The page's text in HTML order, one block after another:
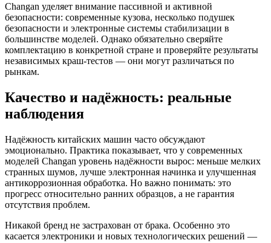
Changan уделяет внимание пассивной и активной
безопасности: современные кузова, несколько подушек
безопасности и электронные системы стабилизации в
большинстве моделей. Однако обязательно сверяйте
комплектацию в конкретной стране и проверяйте результаты
независимых краш-тестов — они могут различаться по
рынкам.
Качество и надёжность: реальные
наблюдения
Надёжность китайских машин часто обсуждают
эмоционально. Практика показывает, что у современных
моделей Changan уровень надёжности вырос: меньше мелких
странных шумов, лучше электронная начинка и улучшенная
антикоррозионная обработка. Но важно понимать: это
прогресс относительно ранних образцов, а не гарантия
отсутствия проблем.
Никакой бренд не застрахован от брака. Особенно это
касается электроники и новых технологических решений —